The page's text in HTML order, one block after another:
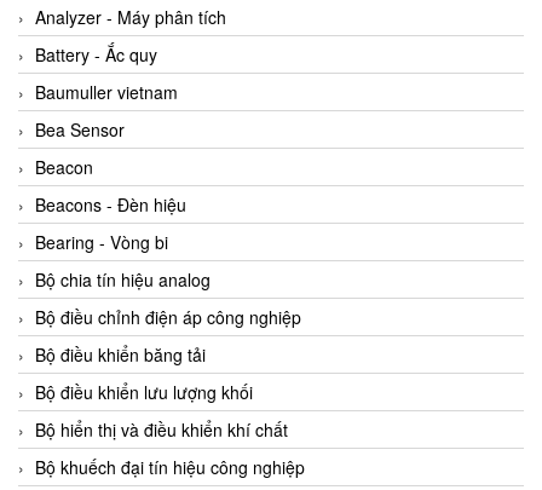
Accepta Vietnam
ACCUMAC Vietnam
AccuWeb Vietnam
Acey
ACOEM Vietnam
ADCA Vietnam
ADFweb Vietnam
Adler Vietnam
Ados Vietnam
Advanced Energy Vietnam
Advantech Vietnam
Agate Vietnam
AGR International Vietnam
Analyzer - Máy phân tích
Battery - Ắc quy
Baumuller vietnam
Bea Sensor
Beacon
Beacons - Đèn hiệu
Bearing - Vòng bi
Bộ chia tín hiệu analog
Bộ điều chỉnh điện áp công nghiệp
Bộ điều khiển băng tải
Bộ điều khiển lưu lượng khối
Bộ hiển thị và điều khiển khí chất
Bộ khuếch đại tín hiệu công nghiệp